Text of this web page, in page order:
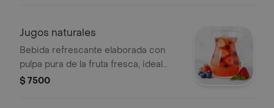
Jugos naturales
Bebida refrescante elaborada con
pulpa pura de la fruta fresca, ideal
para acompañar cualquier plato.
$ 7500